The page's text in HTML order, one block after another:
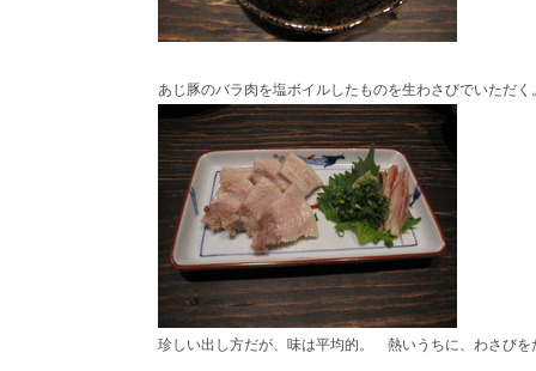
あじ豚のバラ肉を塩ボイルしたものを生わさびでいただく。
珍しい出し方だが、味は平均的。 熱いうちに、わさびを